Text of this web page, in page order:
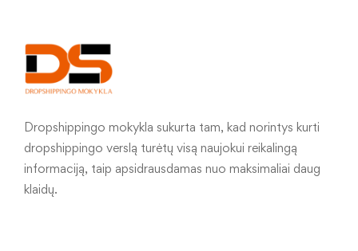
Dropshippingo mokykla sukurta tam, kad norintys kurti
dropshippingo verslą turėtų visą naujokui reikalingą
informaciją, taip apsidrausdamas nuo maksimaliai daug
klaidų.